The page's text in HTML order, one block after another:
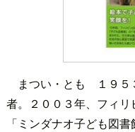
まつい・とも １９５
者。２００３年、フィ
「ミンダナオ子ども図